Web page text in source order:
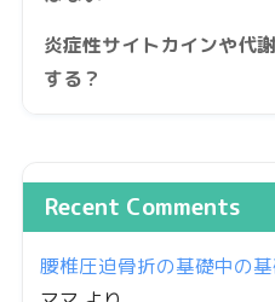
炎症性サイトカインや代
する？
Recent Comments
腰椎圧迫骨折の基礎中の